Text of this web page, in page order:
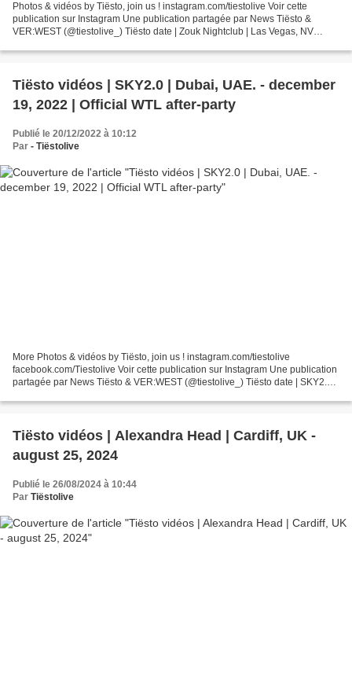
Photos & vidéos by Tiësto, join us ! instagram.com/tiestolive Voir cette
publication sur Instagram Une publication partagée par News Tiësto &
VER:WEST (@tiestolive_) Tiësto date | Zouk Nightclub | Las Vegas, NV
Tiësto vidéos | SKY2.0 | Dubai, UAE. - december
19, 2022 | Official WTL after-party
Publié le 20/12/2022 à 10:12
Par - Tiëstolive
More Photos & vidéos by Tiësto, join us ! instagram.com/tiestolive
facebook.com/Tiestolive Voir cette publication sur Instagram Une publication
partagée par News Tiësto & VER:WEST (@tiestolive_) Tiësto date | SKY2.0 |
Tiësto vidéos | Alexandra Head | Cardiff, UK -
august 25, 2024
Publié le 26/08/2024 à 10:44
Par Tiëstolive